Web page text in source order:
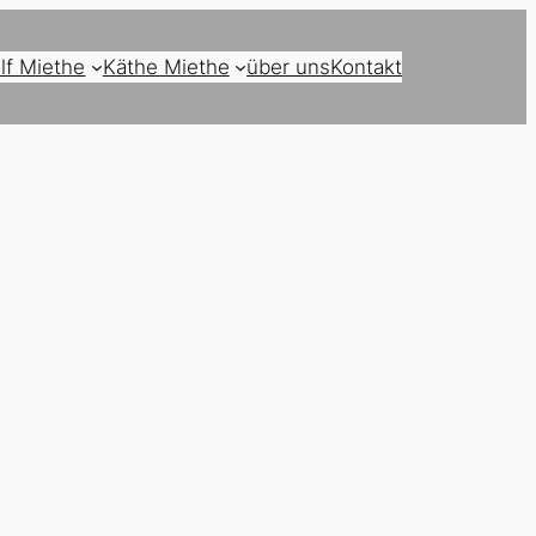
Miethe Käthe Miethe über unsKontakt